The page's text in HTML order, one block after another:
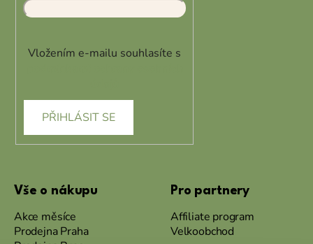
Vložením e-mailu souhlasíte s
PŘIHLÁSIT SE
Vše o nákupu
Akce měsíce
Prodejna Praha
Pro partnery
Affiliate program
Velkoobchod